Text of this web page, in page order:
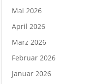
Mai 2026
April 2026
März 2026
Februar 2026
Januar 2026